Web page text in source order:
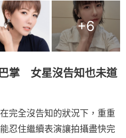
+6
掌 女星沒告知也未道
完全沒告知的狀況下，重重
忍住繼續表演讓拍攝盡快完